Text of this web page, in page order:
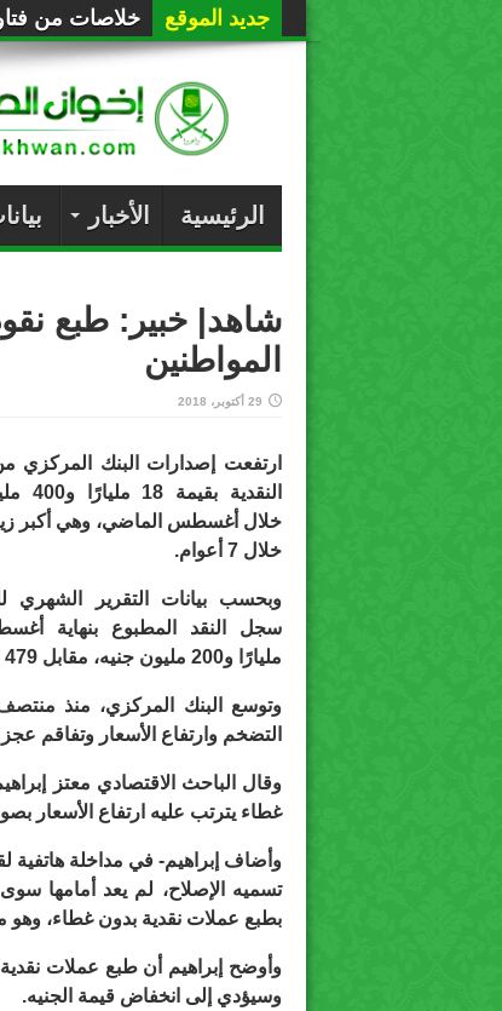
جديد الموقع خلاصات من
الرئيسية الأخبار
شاهد| خبير: طبع
المواطنين
29 أكتوبر، 2018
ارتفعت إصدارات البنك المركزي
خلال أغسطس الماضي، وهي أكبر
خلال 7 أعوام.
وبحسب بيانات التقرير الشهري
مليارًا و200 مليون جنيه، مقابل 479 مليارًا و800 مليون جنيه بنهاية يوليو السابق له.
التضخم وارتفاع الأسعار وتفاقم عجز
وقال الباحث الاقتصادي معتز
غطاء يترتب عليه ارتفاع الأسعار
وأضاف إبراهيم- في مداخلة هاتفية
تسميه الإصلاح، لم يعد أمامها
بطبع عملات نقدية بدون غطاء، وهو
وأوضح إبراهيم أن طبع عملات
وسيؤدي إلى انخفاض قيمة الجنيه.